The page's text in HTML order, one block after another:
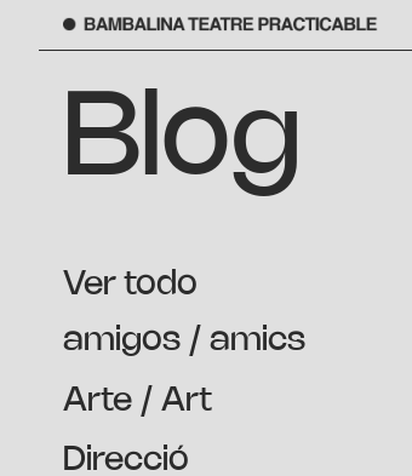
Blog
Ver todo
amigos / amics
Arte / Art
Direcció